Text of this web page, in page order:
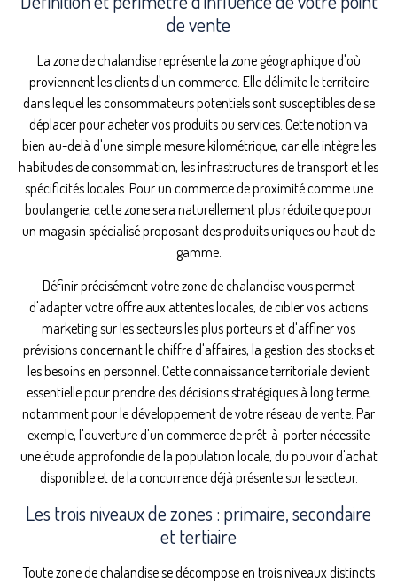
de vente
La zone de chalandise représente la zone géographique d'où
proviennent les clients d'un commerce. Elle délimite le territoire
dans lequel les consommateurs potentiels sont susceptibles de se
déplacer pour acheter vos produits ou services. Cette notion va
bien au-delà d'une simple mesure kilométrique, car elle intègre les
habitudes de consommation, les infrastructures de transport et les
spécificités locales. Pour un commerce de proximité comme une
boulangerie, cette zone sera naturellement plus réduite que pour
un magasin spécialisé proposant des produits uniques ou haut de
gamme.
Définir précisément votre zone de chalandise vous permet
d'adapter votre offre aux attentes locales, de cibler vos actions
marketing sur les secteurs les plus porteurs et d'affiner vos
prévisions concernant le chiffre d'affaires, la gestion des stocks et
les besoins en personnel. Cette connaissance territoriale devient
essentielle pour prendre des décisions stratégiques à long terme,
notamment pour le développement de votre réseau de vente. Par
exemple, l'ouverture d'un commerce de prêt-à-porter nécessite
une étude approfondie de la population locale, du pouvoir d'achat
disponible et de la concurrence déjà présente sur le secteur.
Les trois niveaux de zones : primaire, secondaire
et tertiaire
Toute zone de chalandise se décompose en trois niveaux distincts